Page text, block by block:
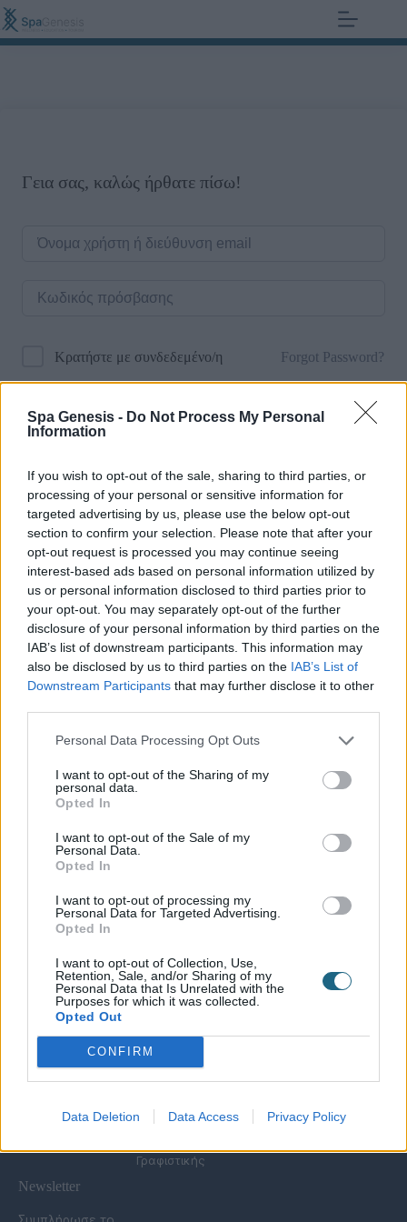
Spa Genesis - Do Not Process My Personal
Information
If you wish to opt-out of the sale, sharing to third parties, or
processing of your personal or sensitive information for
targeted advertising by us, please use the below opt-out
section to confirm your selection. Please note that after your
opt-out request is processed you may continue seeing
interest-based ads based on personal information utilized by
us or personal information disclosed to third parties prior to
your opt-out. You may separately opt-out of the further
disclosure of your personal information by third parties on the
IAB’s list of downstream participants. This information may
also be disclosed by us to third parties on the IAB’s List of
Downstream Participants that may further disclose it to other
Personal Data Processing Opt Outs
I want to opt-out of the Sharing of my
personal data.
Opted In
I want to opt-out of the Sale of my
Personal Data.
Opted In
I want to opt-out of processing my
Personal Data for Targeted Advertising.
Opted In
I want to opt-out of Collection, Use,
Retention, Sale, and/or Sharing of my
Personal Data that Is Unrelated with the
Purposes for which it was collected.
Opted Out
CONFIRM
Data Deletion Data Access Privacy Policy
€
Γεια σας, καλώς ήρθατε πίσω!
Κρατήστε με συνδεδεμένο/η Forgot Password?
Σύνδεση
Δεν έχετε λογαριασμό;Εγγραφείτε Τώρα
+30 210 700 6825
+30 694 9855145
info@spagenesis.gr
Ωράριο Λειτουργίας
Δευ - Παρ: 09:00 - 18:00
Σάββατο: 10:00 - 19:00
Χρήσιμες Σελίδες
Καριέρα
Τα Νέα μας
Απορρήτου
Όροι Χρήσης Eshop
Συχνές Ερωτήσεις
Τρόποι Πληρωμής &
Spa Marketing &
Προσωπικού
Digital Marketing
Wellness Real Estate
Ανακαίνιση Spa
Εξοπλισμός
Γραφιστικής
Εξειδικευμένα
Σεμινάρια
Σεμινάρια
Αισθητικής
Σεμινάρια Μασάζ
Σεμινάρια
Newsletter